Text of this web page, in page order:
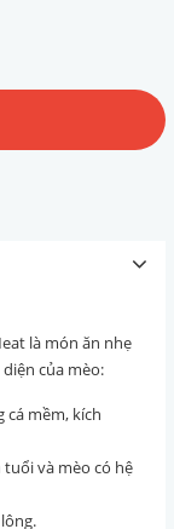
là món ăn nhẹ
của mèo:
mềm, kích
và mèo có hệ